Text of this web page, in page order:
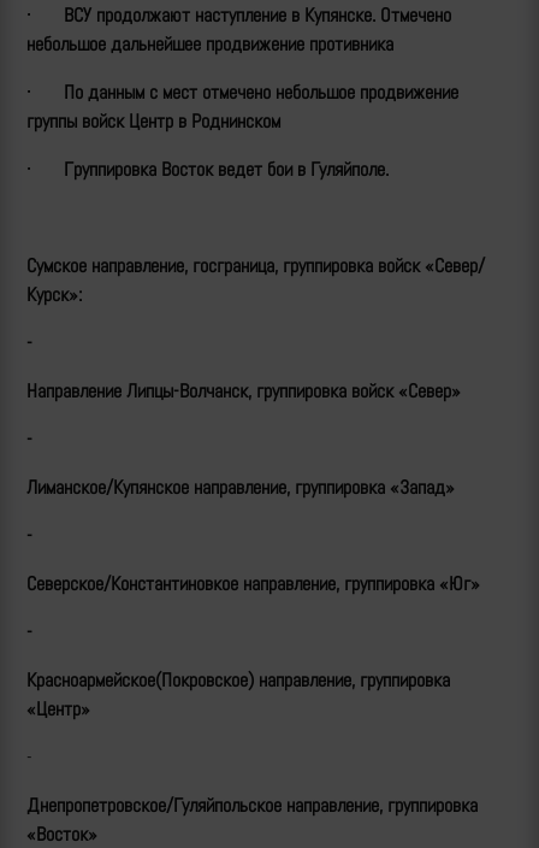
· ВСУ продолжают наступление в Купянске. Отмечено
небольшое дальнейшее продвижение противника
· По данным с мест отмечено небольшое продвижение
группы войск Центр в Роднинском
· Группировка Восток ведет бои в Гуляйполе.
Сумское направление, госграница, группировка войск «Север/
Курск»:
-
Направление Липцы-Волчанск, группировка войск «Север»
-
Лиманское/Купянское направление, группировка «Запад»
-
Северское/Константиновкое направление, группировка «Юг»
-
Красноармейское(Покровское) направление, группировка
«Центр»
-
Днепропетровское/Гуляйпольское направление, группировка
«Восток»